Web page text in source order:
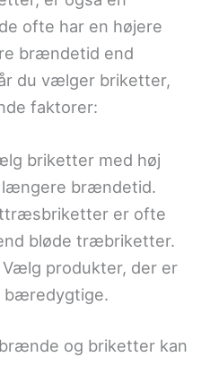
ofte har en højere
brændetid end
du vælger briketter,
faktorer:
briketter med høj
brændetid.
er ofte
bløde træbriketter.
Vælg produkter, der er
bæredygtige.
og briketter kan